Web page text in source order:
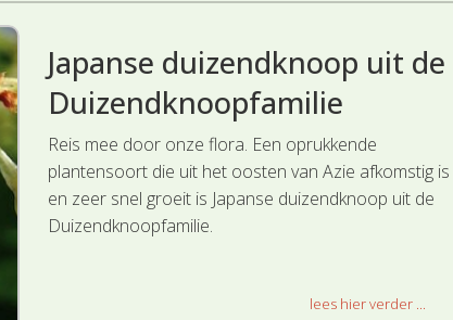
Japanse duizendknoop uit de
Duizendknoopfamilie
Reis mee door onze flora. Een oprukkende
plantensoort die uit het oosten van Azie afkomstig is
en zeer snel groeit is Japanse duizendknoop uit de
Duizendknoopfamilie.
lees hier verder ...